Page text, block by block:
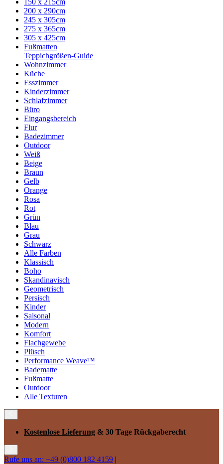
150 x 215cm
200 x 290cm
245 x 305cm
275 x 365cm
305 x 425cm
Fußmatten
Teppichgrößen-Guide
Wohnzimmer
Küche
Esszimmer
Kinderzimmer
Schlafzimmer
Büro
Eingangsbereich
Flur
Badezimmer
Outdoor
Weiß
Beige
Braun
Gelb
Orange
Rosa
Rot
Grün
Blau
Grau
Schwarz
Alle Farben
Klassisch
Boho
Skandinavisch
Geometrisch
Persisch
Kinder
Saisonal
Modern
Komfort
Flachgewebe
Plüsch
Performance Weave™
Badematte
Fußmatte
Outdoor
Alle Texturen
Kostenlose Lieferung & 30 Tage Rückgaberecht
Rufe uns an: +49 (0)800 182 4159 |